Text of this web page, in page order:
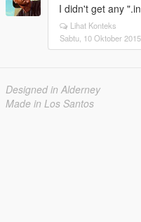
I didn't get any
Lihat Konteks
Sabtu, 10 Oktober 2015
Designed in Alderney
Made in Los Santos